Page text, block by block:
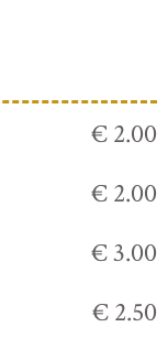
€ 2.00
€ 2.00
€ 3.00
€ 2.50